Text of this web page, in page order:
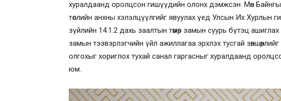
хуралдаанд оролцсон гишүүдийн олонх дэмжсэн. Мөн
төслийн анхны хэлэлцүүлгийг явуулах үед Улсын Их Хурлын
зүйлийн 14.1.2 дахь заалтын төмөр замын суурь бүтэц ашиглах
замын тээвэрлэгчийн үйл ажиллагаа эрхлэх тусгай
олгохыг хориглох тухай санал гаргасныг хуралдаанд
юм.